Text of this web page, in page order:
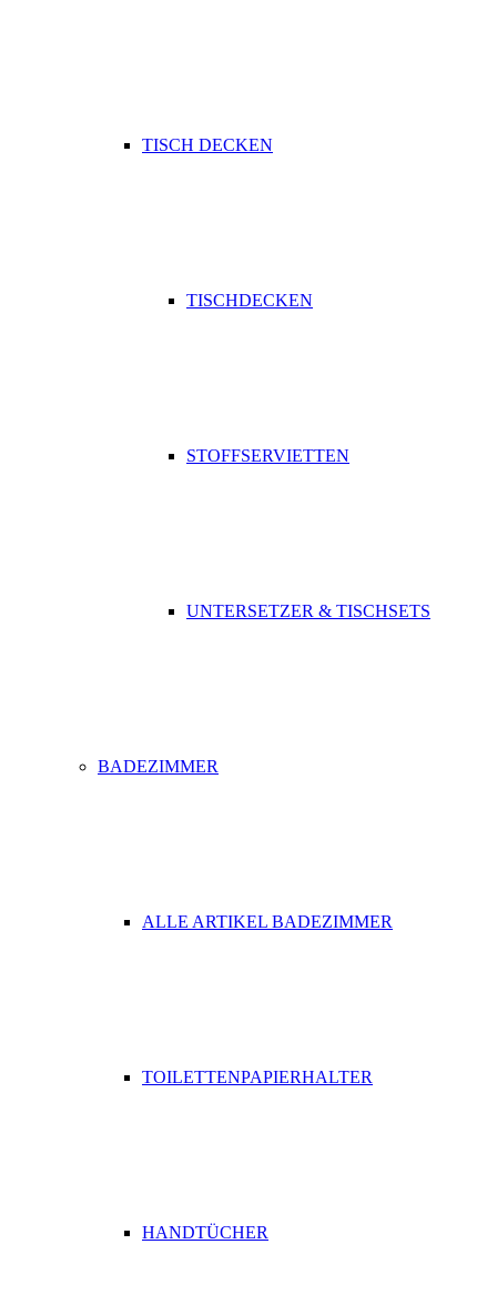
TISCH DECKEN
TISCHDECKEN
STOFFSERVIETTEN
UNTERSETZER & TISCHSETS
BADEZIMMER
ALLE ARTIKEL BADEZIMMER
TOILETTENPAPIERHALTER
HANDTÜCHER